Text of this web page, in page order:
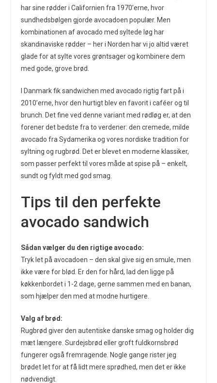
har sine rødder i Californien fra 1970’erne, hvor
sundhedsbølgen gjorde avocadoen populær. Men
kombinationen af avocado med syltede løg har
skandinaviske rødder – her i Norden har vi jo altid været
glade for at sylte vores grøntsager og kombinere dem
med gode, grove brød.
I Danmark fik sandwichen med avocado rigtig fart på i
2010’erne, hvor den hurtigt blev en favorit i caféer og til
brunch. Det fine ved denne variant med rødløg er, at den
forener det bedste fra to verdener: den cremede, milde
avocado fra Sydamerika og vores nordiske tradition for
syltning og rugbrød. Det er blevet en moderne klassiker,
som passer perfekt til vores måde at spise på – enkelt,
sundt og fyldt med god smag.
Tips til den perfekte
avocado sandwich
Sådan vælger du den rigtige avocado:
Tryk let på avocadoen – den skal give sig en smule, men
ikke være for blød. Er den for hård, lad den ligge på
køkkenbordet i 1-2 dage, gerne sammen med en banan,
som hjælper den med at modne hurtigere.
Valg af brød:
Rugbrød giver den autentiske danske smag og holder dig
mæt længere. Surdejsbrød eller groft fuldkornsbrød
fungerer også fremragende. Nogle gange rister jeg
brødet let for at få lidt mere sprødhed, men det er ikke
nødvendigt.